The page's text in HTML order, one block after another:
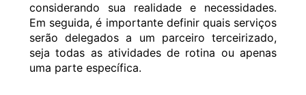
considerando sua realidade e necessidades.
Em seguida, é importante definir quais serviços
serão delegados a um parceiro terceirizado,
seja todas as atividades de rotina ou apenas
uma parte específica.